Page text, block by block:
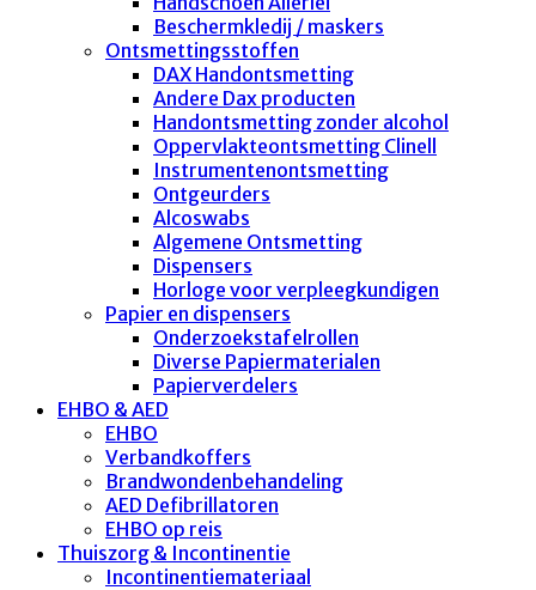
Beschermkledij / maskers
Ontsmettingsstoffen
DAX Handontsmetting
Andere Dax producten
Handontsmetting zonder alcohol
Oppervlakteontsmetting Clinell
Instrumentenontsmetting
Ontgeurders
Alcoswabs
Algemene Ontsmetting
Dispensers
Horloge voor verpleegkundigen
Papier en dispensers
Onderzoekstafelrollen
Diverse Papiermaterialen
Papierverdelers
EHBO & AED
EHBO
Verbandkoffers
Brandwondenbehandeling
AED Defibrillatoren
EHBO op reis
Thuiszorg & Incontinentie
Incontinentiemateriaal